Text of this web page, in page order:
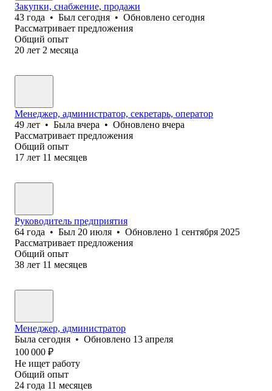
Закупки, снабжение, продажи
43 года • Был сегодня • Обновлено сегодня
Рассматривает предложения
Общий опыт
20 лет 2 месяца
Менеджер, администратор, секретарь, оператор
49 лет • Была вчера • Обновлено вчера
Рассматривает предложения
Общий опыт
17 лет 11 месяцев
Руководитель предприятия
64 года • Был 20 июля • Обновлено 1 сентября 2025
Рассматривает предложения
Общий опыт
38 лет 11 месяцев
Менеджер, администратор
Была сегодня • Обновлено 13 апреля
100 000 ₽
Не ищет работу
Общий опыт
24 года 11 месяцев